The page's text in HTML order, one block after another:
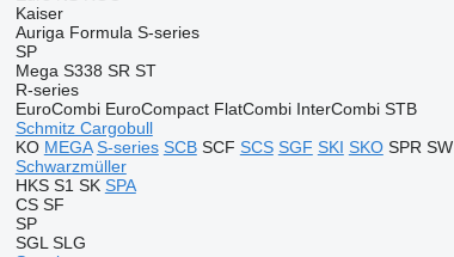
Kaiser
Auriga Formula S-series
SP
Mega S338 SR ST
R-series
EuroCombi EuroCompact FlatCombi InterCombi STB
Schmitz Cargobull
KO MEGA S-series SCB SCF SCS SGF SKI SKO SPR SW
Schwarzmüller
HKS S1 SK SPA
CS SF
SP
SGL SLG